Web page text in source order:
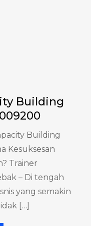
Building
Building
Kesuksesan
Trainer
– Di tengah
yang semakin
[…]